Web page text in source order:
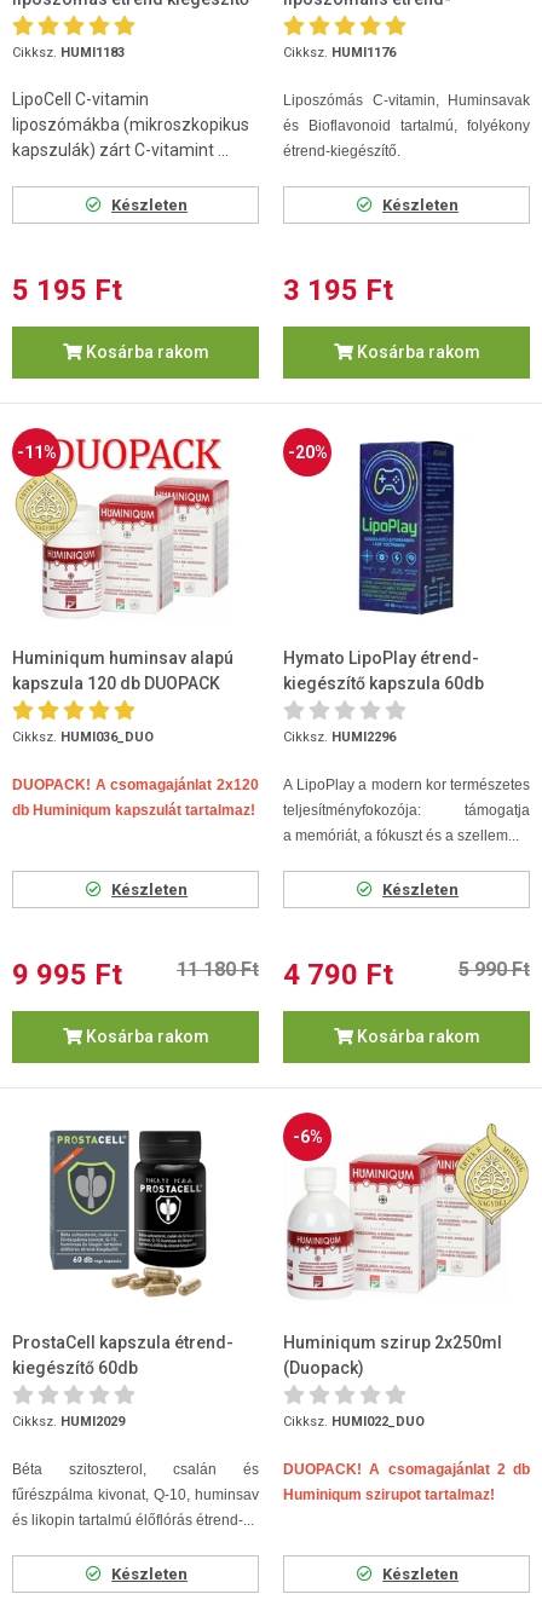
500ml
Cikksz. HUMI1183
LipoCell C-vitamin
liposzómákba (mikroszkopikus
kapszulák) zárt C-vitamint ...
Készleten
5 195 Ft
Kosárba rakom
kiegészítő 250ml
Cikksz. HUMI1176
Liposzómás C-vitamin, Huminsavak
és Bioflavonoid tartalmú, folyékony
étrend-kiegészítő.
Készleten
3 195 Ft
Kosárba rakom
-11%
Huminiqum huminsav alapú
kapszula 120 db DUOPACK
Cikksz. HUMI036_DUO
DUOPACK! A csomagajánlat 2x120
db Huminiqum kapszulát tartalmaz!
Készleten
9 995 Ft 11 180 Ft
Kosárba rakom
-20%
Hymato LipoPlay étrend-
kiegészítő kapszula 60db
Cikksz. HUMI2296
A LipoPlay a modern kor természetes
teljesítményfokozója: támogatja
a memóriát, a fókuszt és a szellem...
Készleten
4 790 Ft 5 990 Ft
Kosárba rakom
ProstaCell kapszula étrend-
kiegészítő 60db
Cikksz. HUMI2029
Béta szitoszterol, csalán és
fűrészpálma kivonat, Q-10, huminsav
és likopin tartalmú élőflórás étrend-...
Készleten
-6%
Huminiqum szirup 2x250ml
(Duopack)
Cikksz. HUMI022_DUO
DUOPACK! A csomagajánlat 2 db
Huminiqum szirupot tartalmaz!
Készleten